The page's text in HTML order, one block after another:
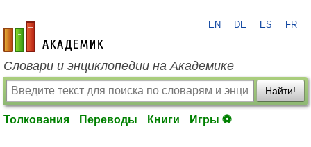
academic.ru
EN DE ES FR
Словари и энциклопедии на Академике
Найти!
Толкования Переводы Книги Игры ⚽